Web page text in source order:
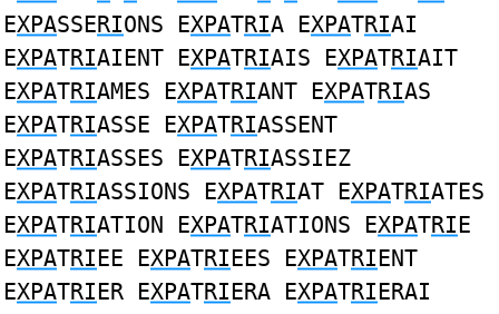
EXPASSERIONS EXPATRIA EXPATRIAI
EXPATRIAIENT EXPATRIAIS EXPATRIAIT
EXPATRIAMES EXPATRIANT EXPATRIAS
EXPATRIASSE EXPATRIASSENT
EXPATRIASSES EXPATRIASSIEZ
EXPATRIASSIONS EXPATRIAT EXPATRIATES
EXPATRIATION EXPATRIATIONS EXPATRIE
EXPATRIEE EXPATRIEES EXPATRIENT
EXPATRIER EXPATRIERA EXPATRIERAI